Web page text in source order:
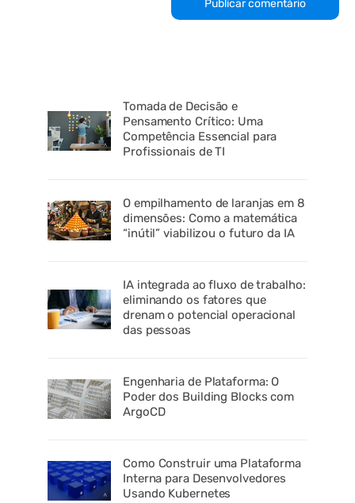
Tomada de Decisão e
Pensamento Crítico: Uma
Competência Essencial para
Profissionais de TI
O empilhamento de laranjas em 8
dimensões: Como a matemática
“inútil” viabilizou o futuro da IA
IA integrada ao fluxo de trabalho:
eliminando os fatores que
drenam o potencial operacional
das pessoas
Engenharia de Plataforma: O
Poder dos Building Blocks com
ArgoCD
Como Construir uma Plataforma
Interna para Desenvolvedores
Usando Kubernetes